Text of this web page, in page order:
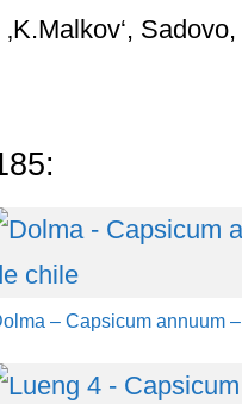
– Capsicum annuum